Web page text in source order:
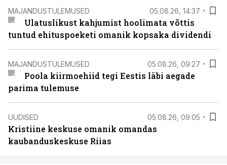
MAJANDUSTULEMUSED 05.08.26, 14:37
Ulatuslikust kahjumist hoolimata võttis
tuntud ehituspoeketi omanik kopsaka dividendi
MAJANDUSTULEMUSED 05.08.26, 09:27
Poola kiirmoehiid tegi Eestis läbi aegade
parima tulemuse
UUDISED 05.08.26, 09:05
Kristiine keskuse omanik omandas
kaubanduskeskuse Riias